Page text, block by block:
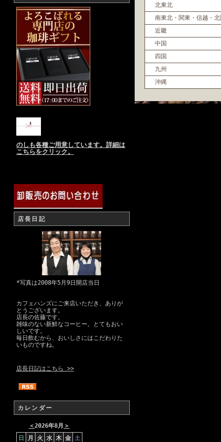
のしも各種ご用意しています。詳細は
こちらをクリック。
店長日記
*写真は2008年5月9日開店当日
カフェハンズにご来店いただき、ありが
とうございます。
店長の佐藤です。
雑味のない新鮮なコーヒー。とてもおい
しいです。
毎日飲むから、おいしさにはこだわりた
いものですね。
店長日記はこちら >>
カレンダー
＜2026年8月 ＞
日
月 火 水 木 金 土
北東北
南東北・関東・信越・
近畿
中国
四国
九州
沖縄